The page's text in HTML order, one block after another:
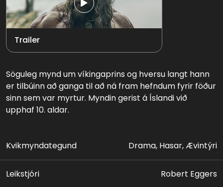
Trailer
Söguleg mynd um víkingaprins og hversu langt hann
er tilbúinn að ganga til að ná fram hefndum fyrir föður
sinn sem var myrtur. Myndin gerist á Íslandi við
upphaf 10. aldar.
Kvikmyndategund Drama, Hasar, Ævintýri
Leikstjóri Robert Eggers